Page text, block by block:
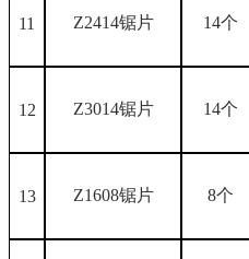
11 Z2414锯片 14个
12 Z3014锯片 14个
13 Z1608锯片 8个